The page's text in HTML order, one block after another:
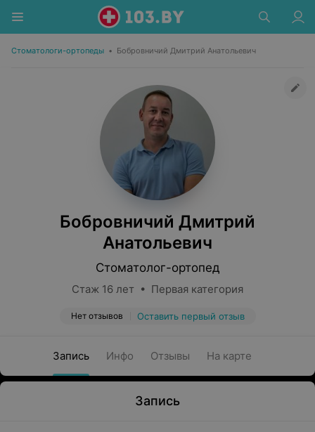
Стоматологи-ортопеды • Бобровничий Дмитрий Анатольевич
Бобровничий Дмитрий
Анатольевич
Стоматолог-ортопед
Стаж 16 лет • Первая категория
Нет отзывов Оставить первый отзыв
Запись Инфо Отзывы На карте
Запись